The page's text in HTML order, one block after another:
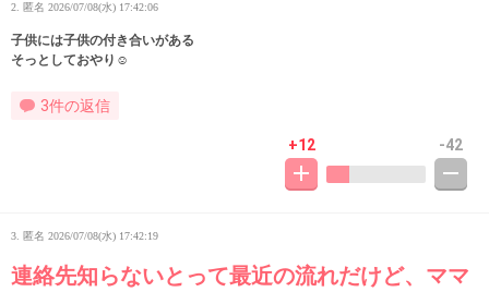
2. 匿名 2026/07/08(水) 17:42:06
子供には子供の付き合いがある
そっとしておやり☺️
3件の返信
+12 -42
3. 匿名 2026/07/08(水) 17:42:19
連絡先知らないとって最近の流れだけど、ママ